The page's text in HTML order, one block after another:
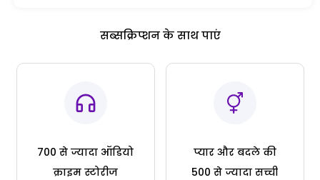
सब्सक्रिप्शन के साथ पाएं
700 से ज्यादा ऑडियो
क्राइम स्टोरीज
प्यार और बदले की
500 से ज्यादा सच्ची